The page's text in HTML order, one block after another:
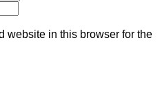
website in this browser for the